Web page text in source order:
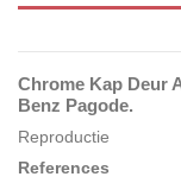
Chrome Kap Deur
Benz Pagode.
Reproductie
References